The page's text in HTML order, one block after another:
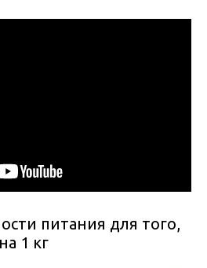
питания для того,
1 кг